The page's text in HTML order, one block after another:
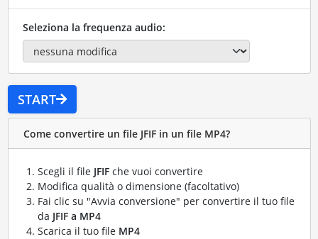
Seleziona la frequenza audio:
START
Come convertire un file JFIF in un file MP4?
Scegli il file JFIFche vuoi convertire
Modifica qualità o dimensione (facoltativo)
Fai clic su "Avvia conversione" per convertire il tuo file
da JFIF a MP4
Scarica il tuo file MP4